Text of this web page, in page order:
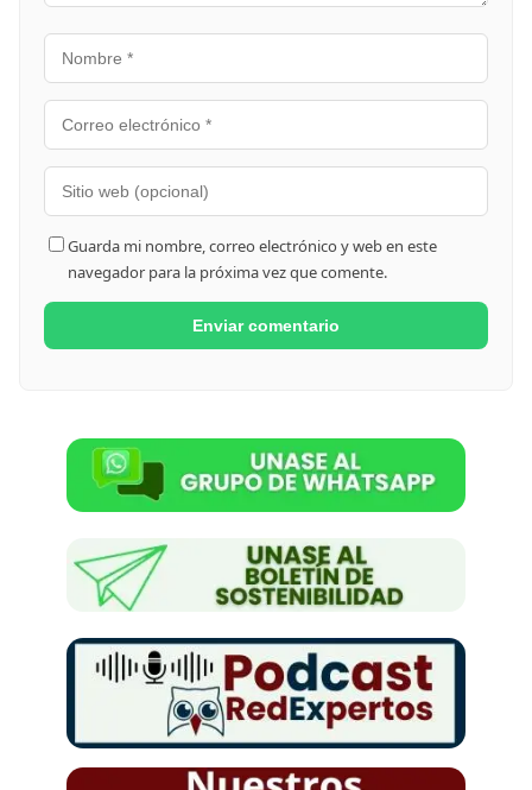
Guarda mi nombre, correo electrónico y web en este
navegador para la próxima vez que comente.